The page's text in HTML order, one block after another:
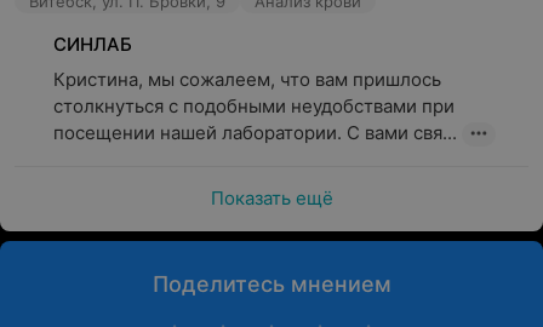
СИНЛАБ
Кристина, мы сожалеем, что вам пришлось
столкнуться с подобными неудобствами при
посещении нашей лаборатории. С вами свя...
Показать ещё
Поделитесь мнением